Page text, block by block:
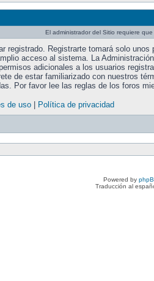
El administrador del Sitio requiere
registrado. Registrarte tomará solo unos
acceso al sistema. La
adicionales a los usuarios
de estar familiarizado con nuestros
Por favor lee las reglas de los foros
de uso| Política de privacidad
Powered by
Traducción al